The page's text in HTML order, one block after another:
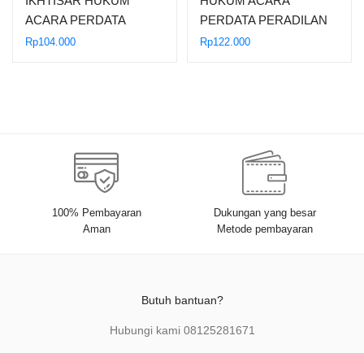
ACARA PERDATA
PERADILAN AGAMA
Rp104.000
PERDATA PERADILAN
AGAMA DI INDONESIA
Rp122.000
100% Pembayaran
Aman
Dukungan yang besar
Metode pembayaran
Butuh bantuan?
Hubungi kami 08125281671